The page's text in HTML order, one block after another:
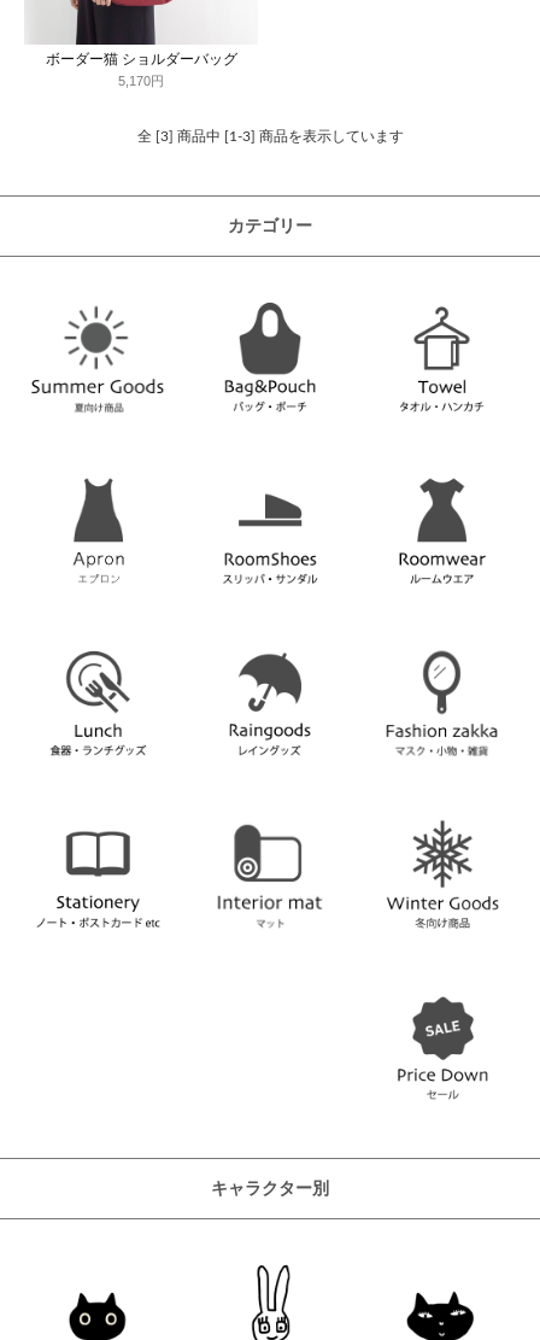
ボーダー猫 ショルダーバッグ
5,170円
全 [3] 商品中 [1-3] 商品を表示しています
カテゴリー
キャラクター別